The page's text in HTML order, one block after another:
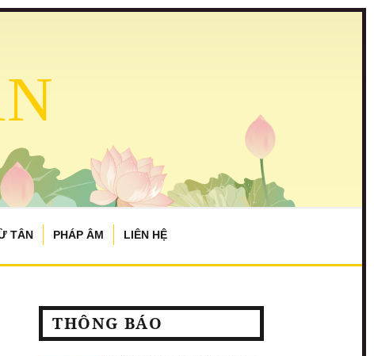
TÂN PHÁP ÂM LIÊN HỆ
THÔNG BÁO